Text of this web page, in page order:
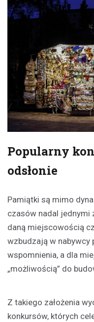
Popularny
odsłonie
Pamiątki są mimo
czasów nadal jednymi
daną miejscowością
wzbudzają w nabywcy
wspomnienia, a dla
„możliwością” do
Z takiego założenia
konkursów, których